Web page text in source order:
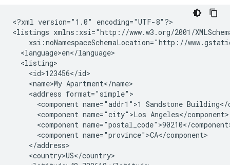
<?xml version="1.0"
encoding="UTF-8"?>
<listings
<name>My
<address
<component name="addr1">1 Sandstone
<component name="city">Los
<component
<component